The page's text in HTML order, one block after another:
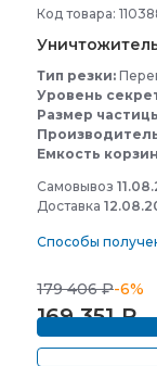
Код товара:
Тип резки:
Уровень
Размер
Емкость
Самовывоз
Доставка
Способы
179 406₽-6%
169 351₽